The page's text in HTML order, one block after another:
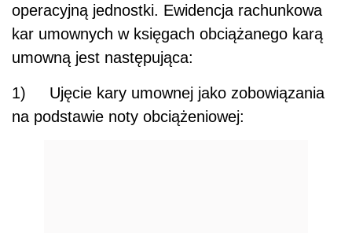
operacyjną jednostki. Ewidencja rachunkowa
kar umownych w księgach obciążanego karą
umowną jest następująca:
1) Ujęcie kary umownej jako zobowiązania
na podstawie noty obciążeniowej: